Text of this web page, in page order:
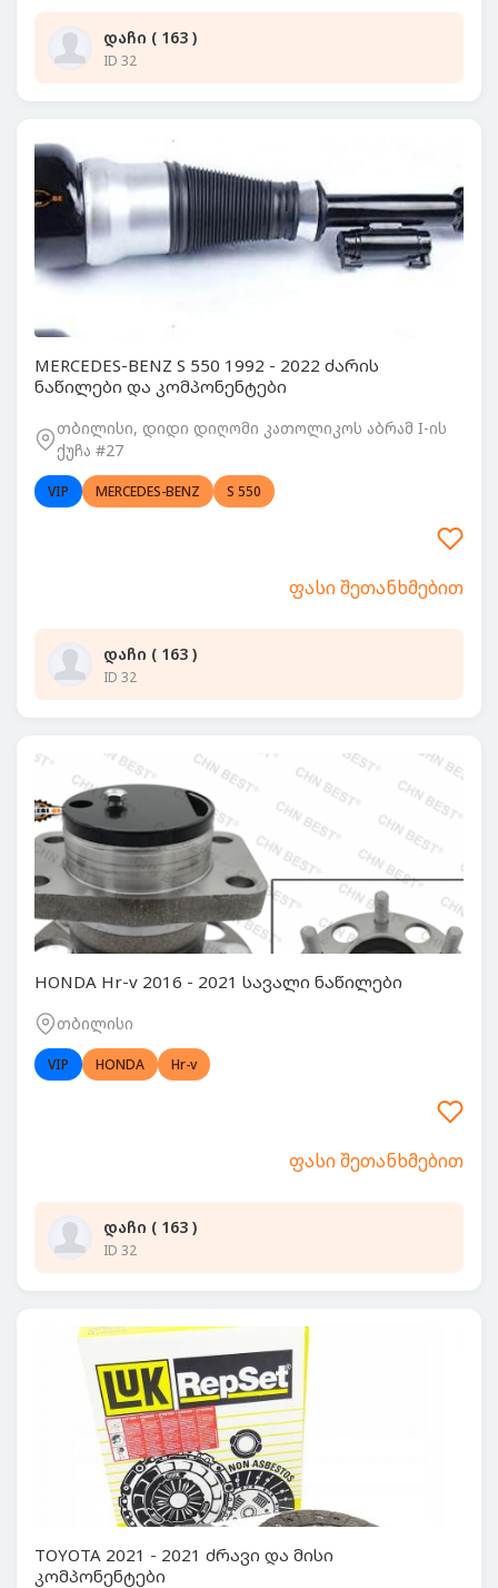
დაჩი ( 163 )
ID 32
MERCEDES-BENZ S 550 1992 - 2022 ძარის
ნაწილები და კომპონენტები
თბილისი, დიდი დიღომი კათოლიკოს აბრამ I-ის
ქუჩა #27
VIP MERCEDES-BENZ S 550
ფასი შეთანხმებით
დაჩი ( 163 )
ID 32
HONDA Hr-v 2016 - 2021 სავალი ნაწილები
თბილისი
VIP HONDA Hr-v
ფასი შეთანხმებით
დაჩი ( 163 )
ID 32
TOYOTA 2021 - 2021 ძრავი და მისი
კომპონენტები